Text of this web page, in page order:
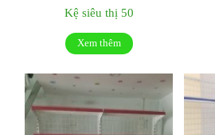
Kệ siêu thị 50
Xem thêm